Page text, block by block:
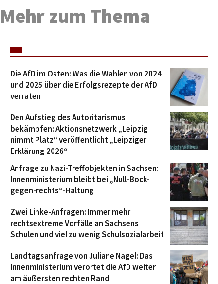
Mehr zum Thema
Die AfD im Osten: Was die Wahlen von 2024
und 2025 über die Erfolgsrezepte der AfD
verraten
Den Aufstieg des Autoritarismus
bekämpfen: Aktionsnetzwerk „Leipzig
nimmt Platz“ veröffentlicht „Leipziger
Erklärung 2026“
Anfrage zu Nazi-Treffobjekten in Sachsen:
Innenministerium bleibt bei „Null-Bock-
gegen-rechts“-Haltung
Zwei Linke-Anfragen: Immer mehr
rechtsextreme Vorfälle an Sachsens
Schulen und viel zu wenig Schulsozialarbeit
Landtagsanfrage von Juliane Nagel: Das
Innenministerium verortet die AfD weiter
am äußersten rechten Rand